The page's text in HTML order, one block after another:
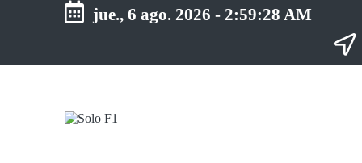
jue., 6 ago. 2026 -2:59:29 AM
S
Para